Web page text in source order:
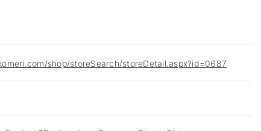
shop/storeSearch/storeDetail.aspx?id=0687